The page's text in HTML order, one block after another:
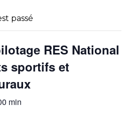
passé
RES National
sportifs et
min